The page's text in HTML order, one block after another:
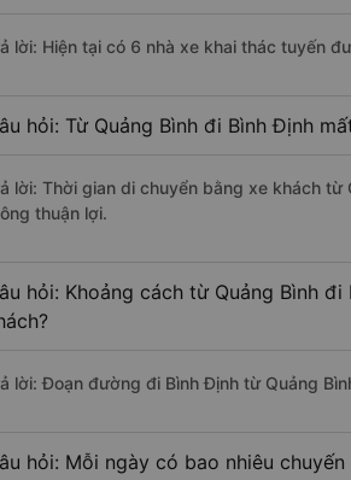
lời: Hiện tại có 6 nhà xe khai thác tuyến
hỏi: Từ Quảng Bình đi Bình Định
lời: Thời gian di chuyển bằng xe khách
thuận lợi.
hỏi: Khoảng cách từ Quảng Bình
lời: Đoạn đường đi Bình Định từ Quảng
hỏi: Mỗi ngày có bao nhiêu